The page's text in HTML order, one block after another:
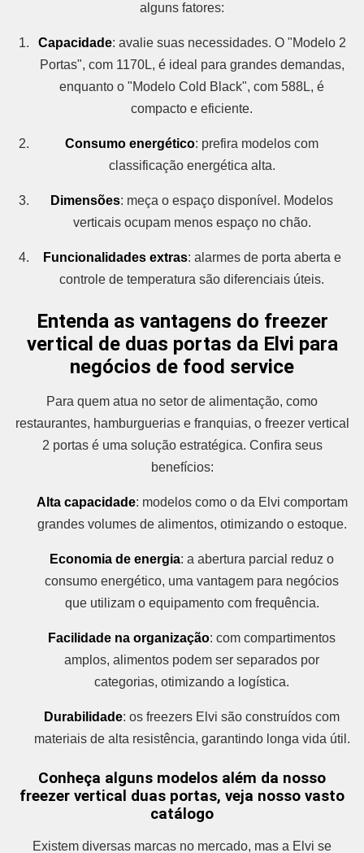
alguns fatores:
Capacidade: avalie suas necessidades. O "Modelo 2
Portas", com 1170L, é ideal para grandes demandas,
enquanto o "Modelo Cold Black", com 588L, é
compacto e eficiente.
Consumo energético: prefira modelos com
classificação energética alta.
Dimensões: meça o espaço disponível. Modelos
verticais ocupam menos espaço no chão.
Funcionalidades extras: alarmes de porta aberta e
controle de temperatura são diferenciais úteis.
Entenda as vantagens do freezer
vertical de duas portas da Elvi para
negócios de food service
Para quem atua no setor de alimentação, como
restaurantes, hamburguerias e franquias, o freezer vertical
2 portas é uma solução estratégica. Confira seus
benefícios:
Alta capacidade: modelos como o da Elvi comportam
grandes volumes de alimentos, otimizando o estoque.
Economia de energia: a abertura parcial reduz o
consumo energético, uma vantagem para negócios
que utilizam o equipamento com frequência.
Facilidade na organização: com compartimentos
amplos, alimentos podem ser separados por
categorias, otimizando a logística.
Durabilidade: os freezers Elvi são construídos com
materiais de alta resistência, garantindo longa vida útil.
Conheça alguns modelos além da nosso
freezer vertical duas portas, veja nosso vasto
catálogo
Existem diversas marcas no mercado, mas a Elvi se